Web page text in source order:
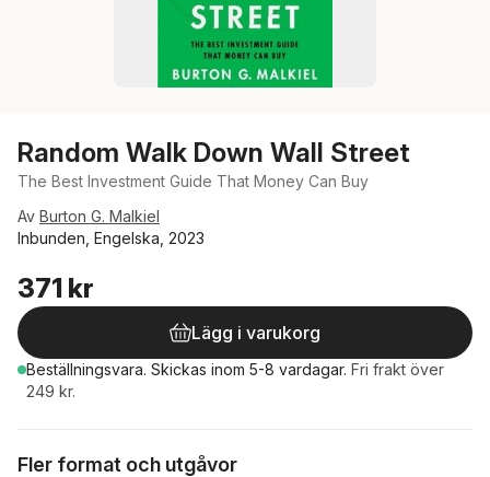
Random Walk Down Wall Street
The Best Investment Guide That Money Can Buy
Av Burton G. Malkiel
Inbunden, Engelska, 2023
371 kr
Lägg i varukorg
Beställningsvara. Skickas inom 5-8 vardagar. Fri frakt över
249 kr.
Fler format och utgåvor